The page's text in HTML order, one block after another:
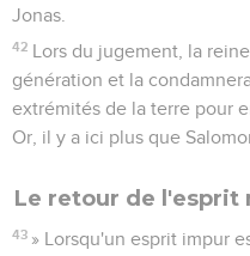
Jonas.
42 Lors du jugement, la
génération et la
extrémités de la terre pour
Or, il y a ici plus que
Le retour de l'esprit
43 » Lorsqu'un esprit impur